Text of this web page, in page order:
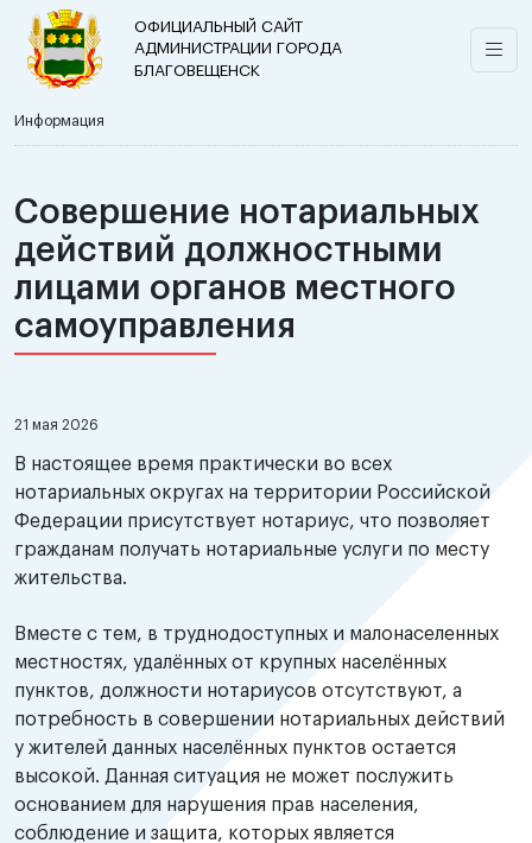
ОФИЦИАЛЬНЫЙ САЙТ
АДМИНИСТРАЦИИ ГОРОДА
БЛАГОВЕЩЕНСК
Информация
Совершение нотариальных
действий должностными
лицами органов местного
самоуправления
21 мая 2026
В настоящее время практически во всех
нотариальных округах на территории Российской
Федерации присутствует нотариус, что позволяет
гражданам получать нотариальные услуги по месту
жительства.
Вместе с тем, в труднодоступных и малонаселенных
местностях, удалённых от крупных населённых
пунктов, должности нотариусов отсутствуют, а
потребность в совершении нотариальных действий
у жителей данных населённых пунктов остается
высокой. Данная ситуация не может послужить
основанием для нарушения прав населения,
соблюдение и защита, которых является